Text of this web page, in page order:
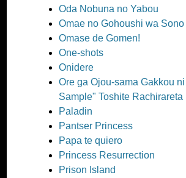
Oda Nobuna no Yabou
Omae no Gohoushi wa
Omase de Gomen!
One-shots
Onidere
Ore ga Ojou-sama Gakkou
Sample" Toshite Rachirareta
Paladin
Pantser Princess
Papa te quiero
Princess Resurrection
Prison Island